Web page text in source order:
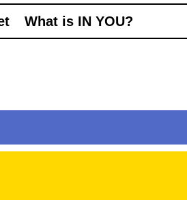
What is IN YOU?